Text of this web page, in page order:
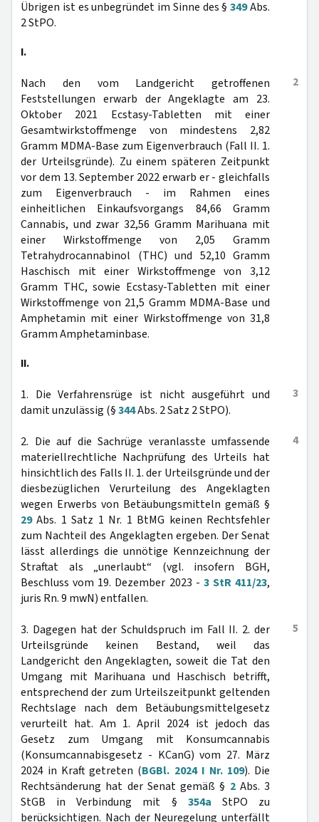
Übrigen ist es unbegründet im Sinne des §349Abs.
2 StPO.
I.
2
Nach den vom Landgericht getroffenen
Feststellungen erwarb der Angeklagte am 23.
Oktober 2021 Ecstasy-Tabletten mit einer
Gesamtwirkstoffmenge von mindestens 2,82
Gramm MDMA-Base zum Eigenverbrauch (Fall II. 1.
der Urteilsgründe). Zu einem späteren Zeitpunkt
vor dem 13. September 2022 erwarb er - gleichfalls
zum Eigenverbrauch - im Rahmen eines
einheitlichen Einkaufsvorgangs 84,66 Gramm
Cannabis, und zwar 32,56 Gramm Marihuana mit
einer Wirkstoffmenge von 2,05 Gramm
Tetrahydrocannabinol (THC) und 52,10 Gramm
Haschisch mit einer Wirkstoffmenge von 3,12
Gramm THC, sowie Ecstasy-Tabletten mit einer
Wirkstoffmenge von 21,5 Gramm MDMA-Base und
Amphetamin mit einer Wirkstoffmenge von 31,8
Gramm Amphetaminbase.
II.
3
1. Die Verfahrensrüge ist nicht ausgeführt und
damit unzulässig (§344Abs. 2 Satz 2 StPO).
4
2. Die auf die Sachrüge veranlasste umfassende
materiellrechtliche Nachprüfung des Urteils hat
hinsichtlich des Falls II. 1. der Urteilsgründe und der
diesbezüglichen Verurteilung des Angeklagten
wegen Erwerbs von Betäubungsmitteln gemäß §
29Abs. 1 Satz 1 Nr. 1 BtMG keinen Rechtsfehler
zum Nachteil des Angeklagten ergeben. Der Senat
lässt allerdings die unnötige Kennzeichnung der
Straftat als „unerlaubt“ (vgl. insofern BGH,
Beschluss vom 19. Dezember 2023 - 3 StR 411/23,
juris Rn. 9 mwN) entfallen.
5
3. Dagegen hat der Schuldspruch im Fall II. 2. der
Urteilsgründe keinen Bestand, weil das
Landgericht den Angeklagten, soweit die Tat den
Umgang mit Marihuana und Haschisch betrifft,
entsprechend der zum Urteilszeitpunkt geltenden
Rechtslage nach dem Betäubungsmittelgesetz
verurteilt hat. Am 1. April 2024 ist jedoch das
Gesetz zum Umgang mit Konsumcannabis
(Konsumcannabisgesetz - KCanG) vom 27. März
2024 in Kraft getreten (BGBl. 2024 I Nr. 109). Die
Rechtsänderung hat der Senat gemäß § 2Abs. 3
StGB in Verbindung mit § 354a StPO zu
berücksichtigen. Nach der Neuregelung unterfällt